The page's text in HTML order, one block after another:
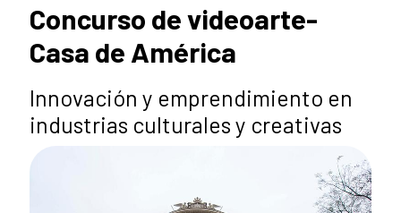
Concurso de videoarte-
Casa de América
Innovación y emprendimiento en
industrias culturales y creativas